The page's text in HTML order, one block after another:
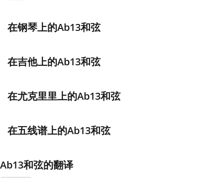
한국어
हिन्दी
在钢琴上的Ab13和弦
在吉他上的Ab13和弦
在尤克里里上的Ab13和弦
在五线谱上的Ab13和弦
Ab13和弦的翻译